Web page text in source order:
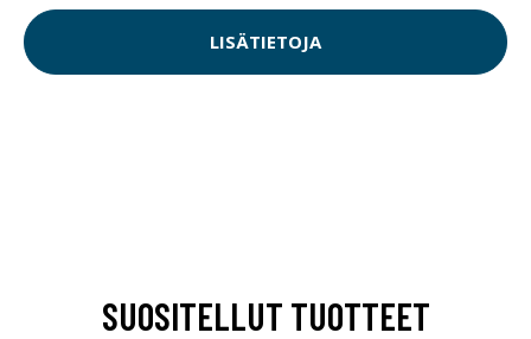
LISÄTIETOJA
SUOSITELLUT TUOTTEET